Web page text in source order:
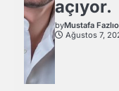
açıyor.
byMustafa
Ağustos 7,